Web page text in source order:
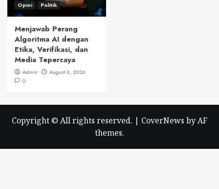
Opini Politik
Menjawab Perang
Algoritma AI dengan
Etika, Verifikasi, dan
Media Tepercaya
Admin
August 6, 2026
0
Copyright © All rights reserved. | CoverNews by AF
themes.